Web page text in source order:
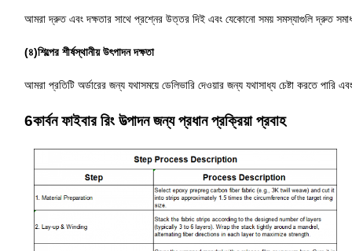
আমরা দ্রুত এবং দক্ষতার সাথে প্রশ্নের উত্তর দিই এবং যেকোনো সময় সমস্যাগুলি দ্রুত
(৪)শিল্পের শীর্ষস্থানীয় উৎপাদন দক্ষতা
আমরা প্রতিটি অর্ডারের জন্য যথাসময়ে ডেলিভারি দেওয়ার জন্য যথাসাধ্য চেষ্টা করতে পারি
6কার্বন ফাইবার রিং উত্পাদন জন্য প্রধান প্রক্রিয়া প্রবাহ